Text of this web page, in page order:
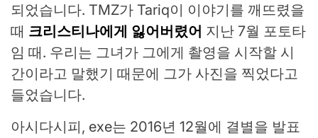
되었습니다. TMZ가 Tariq이 이야기를 깨뜨렸을
때 크리스티나에게 잃어버렸어 지난 7월 포토타
임 때. 우리는 그녀가 그에게 촬영을 시작할 시
간이라고 말했기 때문에 그가 사진을 찍었다고
들었습니다.
아시다시피, exe는 2016년 12월에 결별을 발표